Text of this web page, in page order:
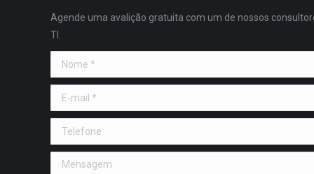
Agende uma avalição gratuita com um de nossos
TI.
Nome *
E-mail *
Telefone
Mensagem